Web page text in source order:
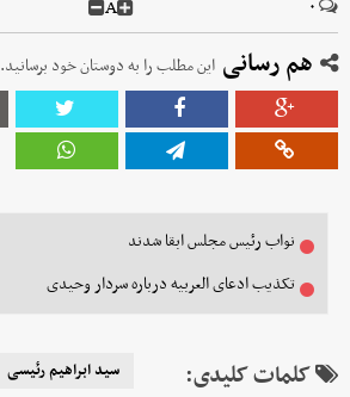
۰ A
هم رسانی این مطلب را به دوستان خود برسانید.
نواب رئیس مجلس ابقا شدند
تکذیب ادعای العربیه درباره سردار وحیدی
کلمات کلیدی: سید ابراهیم رئیسی